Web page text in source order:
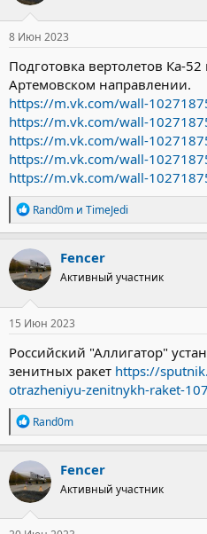
8 Июн 2023
Подготовка вертолетов Ка-
Артемовском направлении.
https://m.vk.com/wall-
https://m.vk.com/wall-
https://m.vk.com/wall-
https://m.vk.com/wall-
https://m.vk.com/wall-
Р
е
а
к
ц
и
и
:
Rand0m и TimeJedi
Fencer
Активный участник
15 Июн 2023
Российский "Аллигатор"
зенитных ракет https://
otrazheniyu-zenitnykh-raket-
Р
е
а
к
ц
и
и
:
Rand0m
Fencer
Активный участник